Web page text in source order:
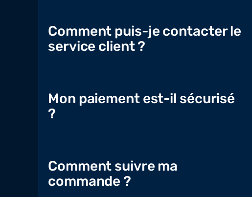
Comment puis-je contacter le
service client ?
Mon paiement est-il sécurisé
?
Comment suivre ma
commande ?